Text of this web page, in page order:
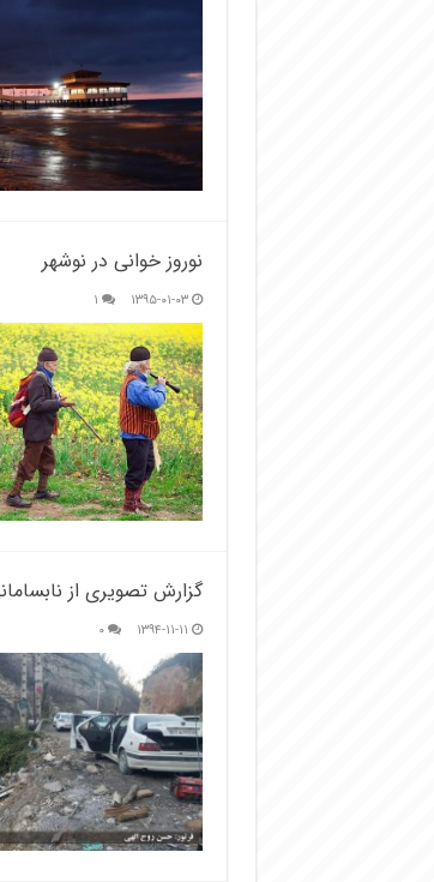
نوروز خوانی در نوشهر
۱۳۹۵-۰۱-۰۳ ۱
گزارش تصویری از
۱۳۹۴-۱۱-۱۱ ۰